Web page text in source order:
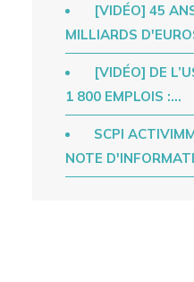
[VIDÉO] 45
MILLIARDS
[VIDÉO] DE
1 800 EMPLOIS :…
SCPI
NOTE